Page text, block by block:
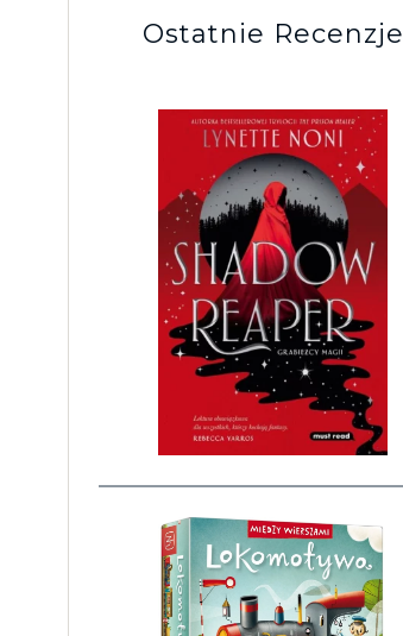
Ostatnie Recenzje